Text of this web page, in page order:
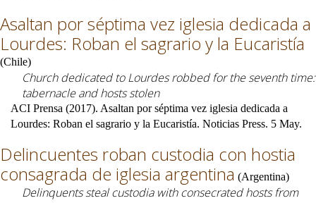
Asaltan por séptima vez iglesia dedicada a
Lourdes: Roban el sagrario y la Eucaristía
(Chile)
Church dedicated to Lourdes robbed for the seventh time:
tabernacle and hosts stolen
ACI Prensa (2017). Asaltan por séptima vez iglesia dedicada a
Lourdes: Roban el sagrario y la Eucaristía. Noticias Press. 5 May.
Delincuentes roban custodia con hostia
consagrada de iglesia argentina (Argentina)
Delinquents steal custodia with consecrated hosts from